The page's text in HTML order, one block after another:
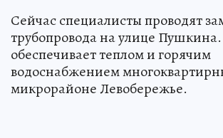
Сейчас специалисты проводят
трубопровода на улице
обеспечивает теплом и горячим
водоснабжением
микрорайоне Левобережье.